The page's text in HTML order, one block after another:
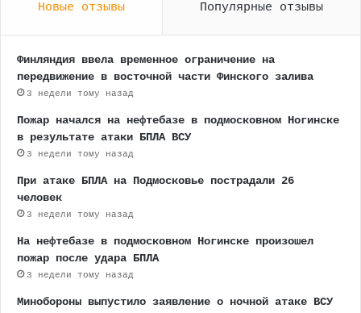
Новые отзывы Популярные отзывы
Финляндия ввела временное ограничение на
передвижение в восточной части Финского залива
3 недели тому назад
Пожар начался на нефтебазе в подмосковном Ногинске
в результате атаки БПЛА ВСУ
3 недели тому назад
При атаке БПЛА на Подмосковье пострадали 26
человек
3 недели тому назад
На нефтебазе в подмосковном Ногинске произошел
пожар после удара БПЛА
3 недели тому назад
Минобороны выпустило заявление о ночной атаке ВСУ